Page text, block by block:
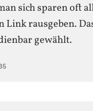
sich sparen oft
rausgeben.
gewählt.